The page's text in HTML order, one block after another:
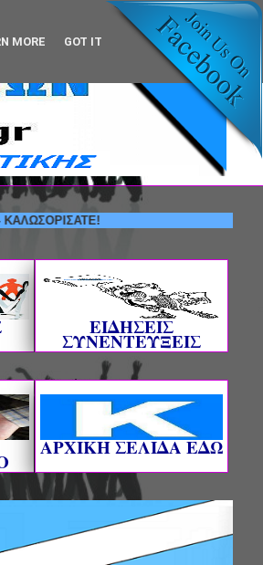
ΕΙΔΗΣΕΙΣ
ΣΥΝΕΝΤΕΥΞΕΙΣ
AΡΧΙΚΗ ΣΕΛΙΔΑ ΕΔΩ
MORE GOT IT